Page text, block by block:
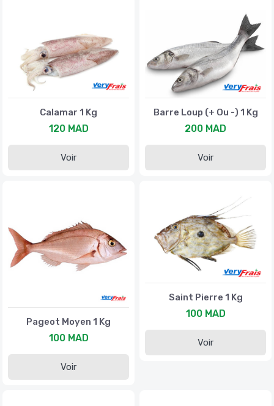
Calamar 1 Kg
120 MAD
Voir
Barre Loup (+ Ou -) 1 Kg
200 MAD
Voir
Pageot Moyen 1 Kg
100 MAD
Voir
Saint Pierre 1 Kg
100 MAD
Voir